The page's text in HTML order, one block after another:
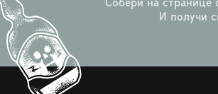
И получи